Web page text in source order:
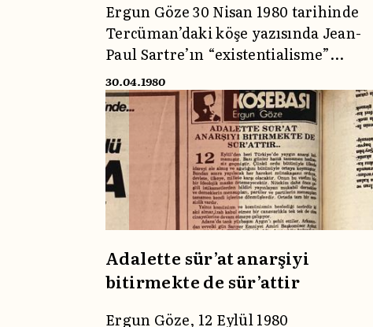
Ergun Göze 30 Nisan 1980 tarihinde
Tercüman’daki köşe yazısında Jean-
Paul Sartre’ın “existentialisme”
kavramını tartışmış, Peyami Safa’nın
bu yöndeki görüşlerine yer verip
Türk aydınlarının Sartre’a olan
tutkunluk derecesindeki hayranlığını
eleştirmişti.
30.04.1980
Adalette sür’at anarşiyi
bitirmekte de sür’attir
Ergun Göze, 12 Eylül 1980